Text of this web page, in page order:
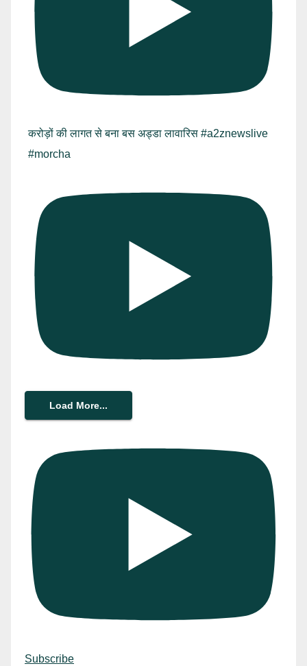
करोड़ों की लागत से बना बस अड्डा लावारिस #a2znewslive
#morcha
Load More...
Subscribe